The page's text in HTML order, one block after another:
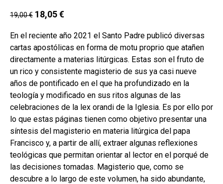
19,00€ 18,05€
En el reciente año 2021 el Santo Padre publicó diversas
cartas apostólicas en forma de motu proprio que atañen
directamente a materias litúrgicas. Estas son el fruto de
un rico y consistente magisterio de sus ya casi nueve
años de pontificado en el que ha profundizado en la
teología y modificado en sus ritos algunas de las
celebraciones de la lex orandi de la Iglesia. Es por ello por
lo que estas páginas tienen como objetivo presentar una
síntesis del magisterio en materia litúrgica del papa
Francisco y, a partir de allí, extraer algunas reflexiones
teológicas que permitan orientar al lector en el porqué de
las decisiones tomadas. Magisterio que, como se
descubre a lo largo de este volumen, ha sido abundante,